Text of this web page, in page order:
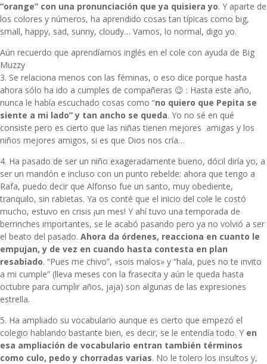
“orange” con una pronunciación que ya quisiera yo. Y aparte de
los colores y números, ha aprendido cosas tan típicas como big,
small, happy, sad, sunny, cloudy… Vamos, lo normal, digo yo.
Aún recuerdo que aprendíamos inglés en el cole con ayuda de Big
Muzzy
3. Se relaciona menos con las féminas, o eso dice porque hasta
ahora sólo ha ido a cumples de compañeras 😉 : Hasta este año,
nunca le había escuchado cosas como “no quiero que Pepita se
siente a mi lado” y tan ancho se queda. Yo no sé en qué
consiste pero es cierto que las niñas tienen mejores amigas y los
niños mejores amigos, si es que Dios nos cría…
4. Ha pasado de ser un niño exageradamente bueno, dócil diría yo, a
ser un mandón e incluso con un punto rebelde: ahora que tengo a
Rafa, puedo decir que Alfonso fue un santo, muy obediente,
tranquilo, sin rabietas. Ya os conté que el inicio del cole le costó
mucho, estuvo en crisis ¡un mes! Y ahí tuvo una temporada de
berrinches importantes, se le acabó pasando pero ya no volvió a ser
el beato del pasado. Ahora da órdenes, reacciona en cuanto le
empujan, y de vez en cuando hasta contesta en plan
resabiado. “Pues me chivo”, «sois malos» y “hala, pues no te invito
a mi cumple” (lleva meses con la frasecita y aún le queda hasta
octubre para cumplir años, jaja) son algunas de las expresiones
estrella.
5. Ha ampliado su vocabulario aunque es cierto que empezó el
colegio hablando bastante bien, es decir, se le entendía todo. Y en
esa ampliación de vocabulario entran también términos
como culo, pedo y chorradas varias. No le tolero los insultos y,